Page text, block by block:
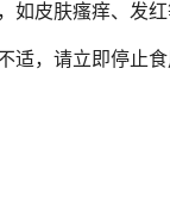
如皮肤瘙痒、发
，请立即停止食